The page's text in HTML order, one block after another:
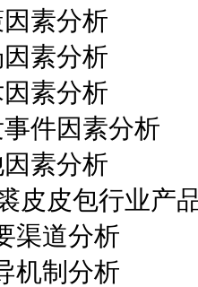
分析
分析
分析
因素分析
分析
皮包行业产
道分析
制分析